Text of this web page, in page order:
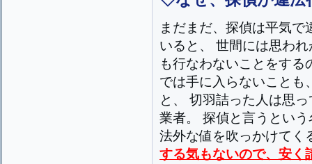
まだまだ、探偵は平気
いると、 世間には思わ
も行なわないことをす
では手に入らないことも
と、 切羽詰った人は思
業者。 探偵と言うとい
法外な値を吹っかけてく
する気もないので、安く